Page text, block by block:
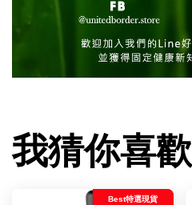
我猜你喜歡
Best特選現貨